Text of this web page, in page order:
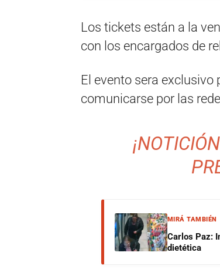
Los tickets están a la
con los encargados de
El evento sera
comunicarse por las
MIRÁ TAMBIÉN
Carlos Paz:
dietética